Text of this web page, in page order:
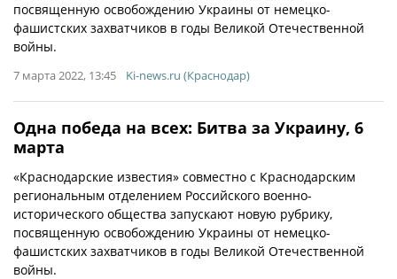
посвященную освобождению Украины от немецко-
фашистских захватчиков в годы Великой Отечественной
войны.
7 марта 2022, 13:45 Ki-news.ru (Краснодар)
Одна победа на всех: Битва за Украину, 6
марта
«Краснодарские известия» совместно с Краснодарским
региональным отделением Российского военно-
исторического общества запускают новую рубрику,
посвященную освобождению Украины от немецко-
фашистских захватчиков в годы Великой Отечественной
войны.